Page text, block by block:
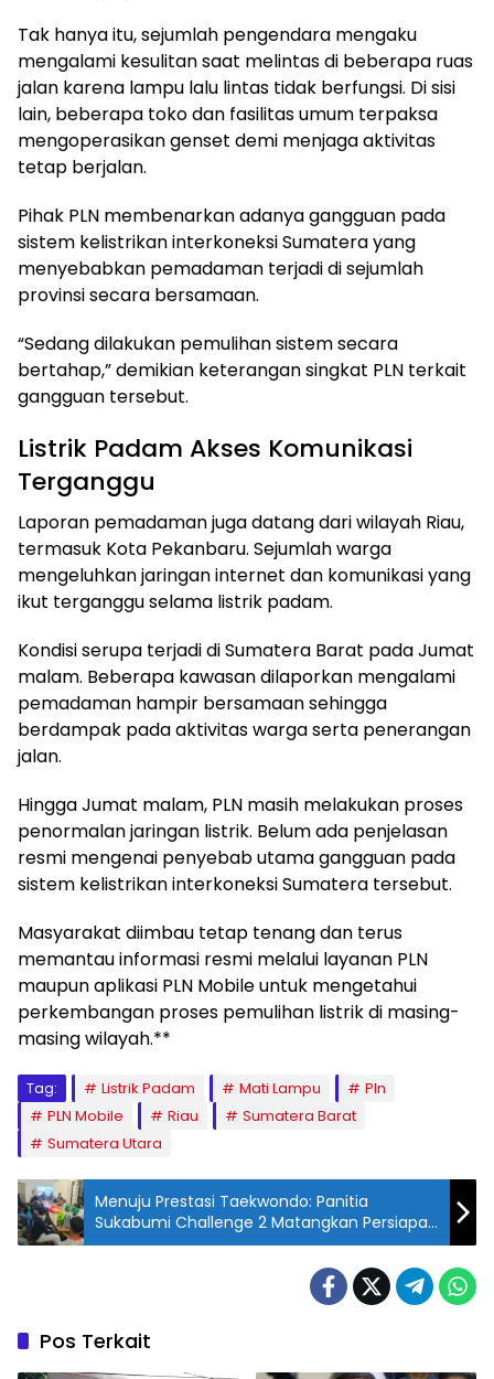
Tak hanya itu, sejumlah pengendara mengaku
mengalami kesulitan saat melintas di beberapa ruas
jalan karena lampu lalu lintas tidak berfungsi. Di sisi
lain, beberapa toko dan fasilitas umum terpaksa
mengoperasikan genset demi menjaga aktivitas
tetap berjalan.
Pihak PLN membenarkan adanya gangguan pada
sistem kelistrikan interkoneksi Sumatera yang
menyebabkan pemadaman terjadi di sejumlah
provinsi secara bersamaan.
“Sedang dilakukan pemulihan sistem secara
bertahap,” demikian keterangan singkat PLN terkait
gangguan tersebut.
Listrik Padam Akses Komunikasi
Terganggu
Laporan pemadaman juga datang dari wilayah Riau,
termasuk Kota Pekanbaru. Sejumlah warga
mengeluhkan jaringan internet dan komunikasi yang
ikut terganggu selama listrik padam.
Kondisi serupa terjadi di Sumatera Barat pada Jumat
malam. Beberapa kawasan dilaporkan mengalami
pemadaman hampir bersamaan sehingga
berdampak pada aktivitas warga serta penerangan
jalan.
Hingga Jumat malam, PLN masih melakukan proses
penormalan jaringan listrik. Belum ada penjelasan
resmi mengenai penyebab utama gangguan pada
sistem kelistrikan interkoneksi Sumatera tersebut.
Masyarakat diimbau tetap tenang dan terus
memantau informasi resmi melalui layanan PLN
maupun aplikasi PLN Mobile untuk mengetahui
perkembangan proses pemulihan listrik di masing-
masing wilayah.**
Tag: Listrik Padam Mati Lampu
Pln
PLN Mobile
Riau
Sumatera Barat
Sumatera Utara
Menuju Prestasi Taekwondo: Panitia
Sukabumi Challenge 2 Matangkan Persiapan
Akhir Jelang Laga
Pos Terkait